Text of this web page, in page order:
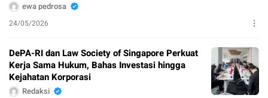
ewa pedrosa
24/05/2026
DePA-RI dan Law Society of Singapore Perkuat
Kerja Sama Hukum, Bahas Investasi hingga
Kejahatan Korporasi
Redaksi